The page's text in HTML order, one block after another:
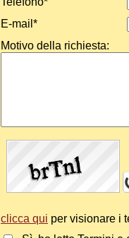
E-mail*
Motivo della richiesta:
clicca qui per visionare i